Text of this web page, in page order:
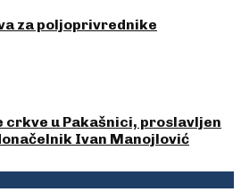
za poljoprivrednike
crkve u Pakašnici, proslavljen
Ivan Manojlović